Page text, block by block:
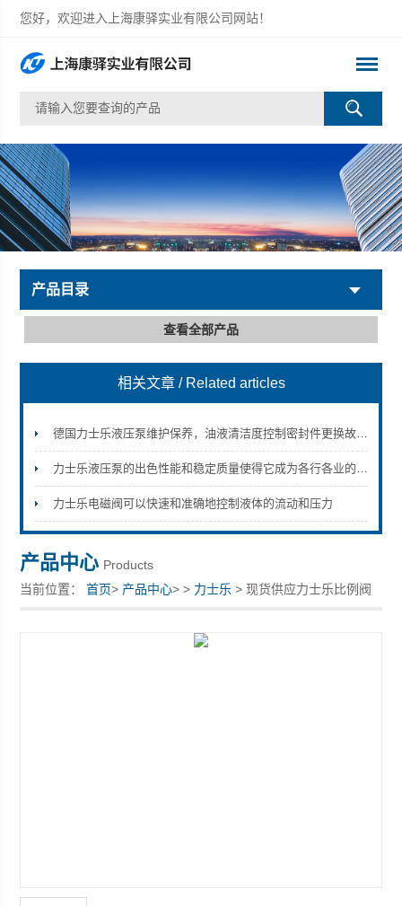
您好，欢迎进入上海康驿实业有限公司网站！
上海康驿实业有限公司
产品目录
查看全部产品
相关文章 / Related articles
德国力士乐液压泵维护保养，油液清洁度控制密封件更换故障排查方法
力士乐液压泵的出色性能和稳定质量使得它成为各行各业的选择
力士乐电磁阀可以快速和准确地控制液体的流动和压力
产品中心 Products
当前位置：首页> 产品中心> > 力士乐 > 现货供应力士乐比例阀
0811404034 4WRPH6C3B12L-2X/G24Z4/M